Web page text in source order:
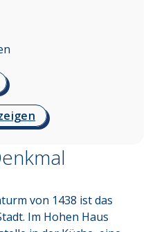
von 1438 ist das
Im Hohen Haus